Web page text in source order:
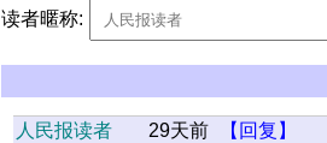
读者暱称:
人民报读者 29天前
【回复】